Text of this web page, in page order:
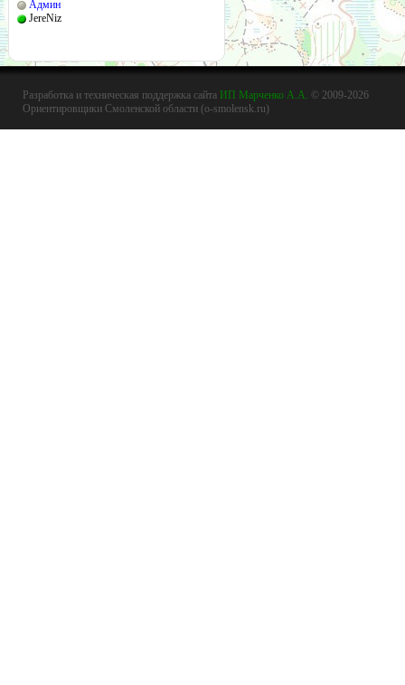
Админ
JereNiz
Разработка и техническая поддержка сайта ИП Марченко А.А. © 2009-2026
Ориентировщики Смоленской области (o-smolensk.ru)